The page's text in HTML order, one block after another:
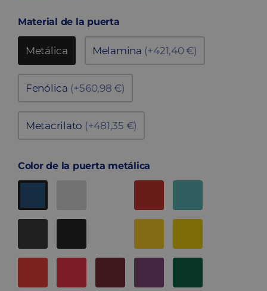
Material de la puerta
Metálica Melamina (+421,40 €)
Fenólica (+560,98 €)
Metacrilato (+481,35 €)
Color de la puerta metálica